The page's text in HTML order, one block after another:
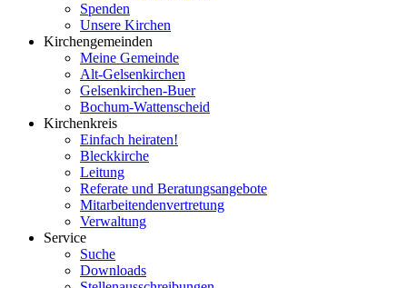
Spenden
Unsere Kirchen
Kirchengemeinden
Meine Gemeinde
Alt-Gelsenkirchen
Gelsenkirchen-Buer
Bochum-Wattenscheid
Kirchenkreis
Einfach heiraten!
Bleckkirche
Leitung
Referate und Beratungsangebote
Mitarbeitendenvertretung
Verwaltung
Service
Suche
Downloads